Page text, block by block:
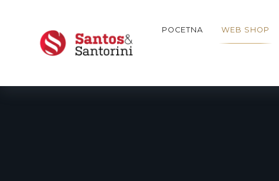
POCETNA WEB SHOP